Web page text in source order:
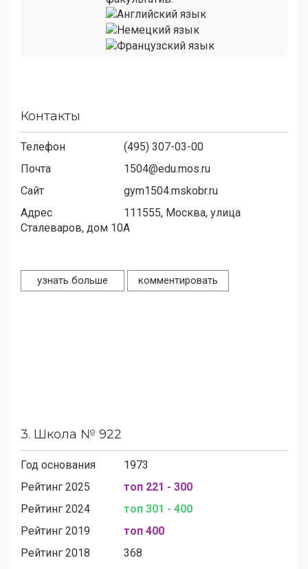
Контакты
Телефон
(495) 307-03-00
Почта
1504@edu.mos.ru
Сайт
gym1504.mskobr.ru
Адрес
111555, Москва, улица
Сталеваров, дом 10А
узнать больше комментировать
3. Школа № 922
Год основания
1973
Рейтинг 2025
топ 221 - 300
Рейтинг 2024
топ 301 - 400
Рейтинг 2019
топ 400
Рейтинг 2018
368